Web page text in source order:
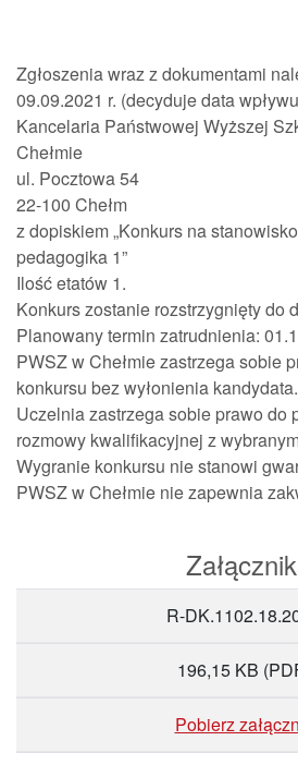
Zgłoszenia wraz z dokumentami
09.09.2021 r. (decyduje data
Kancelaria Państwowej Wyższej
Chełmie
ul. Pocztowa 54
22-100 Chełm
z dopiskiem „Konkurs na
pedagogika 1”
Ilość etatów 1.
Konkurs zostanie rozstrzygnięty do
Planowany termin zatrudnienia:
PWSZ w Chełmie zastrzega sobie
konkursu bez wyłonienia kandydata.
Uczelnia zastrzega sobie prawo do
rozmowy kwalifikacyjnej z
Wygranie konkursu nie stanowi
PWSZ w Chełmie nie zapewnia
R-
196,15 KB
Pobierz